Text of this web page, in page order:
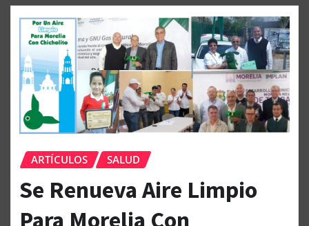
ARTÍCULOS SALUD
Se Renueva Aire Limpio
Para Morelia Con